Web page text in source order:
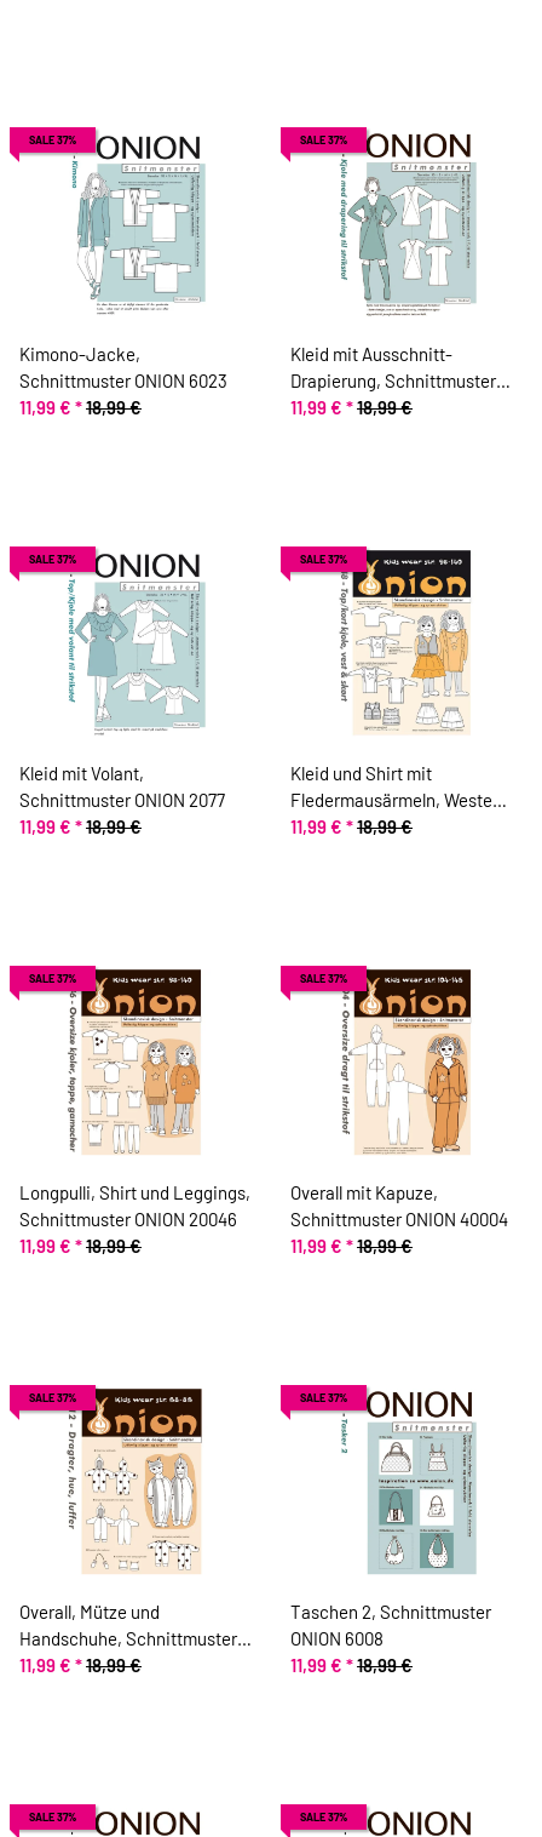
SALE 37%
Kimono-Jacke,
Schnittmuster ONION 6023
11,99 € *18,99 €
SALE 37%
Kleid mit Ausschnitt-
Drapierung, Schnittmuster
ONION 2038
11,99 € *18,99 €
SALE 37%
Kleid mit Volant,
Schnittmuster ONION 2077
11,99 € *18,99 €
SALE 37%
Kleid und Shirt mit
Fledermausärmeln, Weste
und Stufenrock,
11,99 € *18,99 €
SALE 37%
Longpulli, Shirt und Leggings,
Schnittmuster ONION 20046
11,99 € *18,99 €
SALE 37%
Overall mit Kapuze,
Schnittmuster ONION 40004
11,99 € *18,99 €
SALE 37%
Overall, Mütze und
Handschuhe, Schnittmuster
ONION 10012
11,99 € *18,99 €
SALE 37%
Taschen 2, Schnittmuster
ONION 6008
11,99 € *18,99 €
SALE 37% SALE 37%